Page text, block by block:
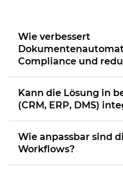
Wie verbessert
Compliance und
Kann die Lösung in
(CRM, ERP, DMS)
Wie anpassbar sind
Workflows?